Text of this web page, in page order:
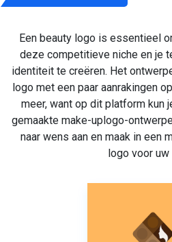
Een beauty logo is essentieel
deze competitieve niche en je
identiteit te creëren. Het
logo met een paar aanrakingen
meer, want op dit platform kun
gemaakte make-uplogo-
naar wens aan en maak in een
logo voor uw